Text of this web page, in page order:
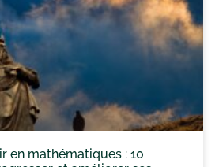
en mathématiques : 10